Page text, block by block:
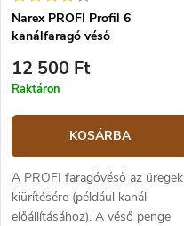
Narex PROFI Profil 6
kanálfaragó véső
12 500 Ft
Raktáron
KOSÁRBA
A PROFI faragóvéső az üregek
kiürítésére (például kanál
előállításához). A véső penge